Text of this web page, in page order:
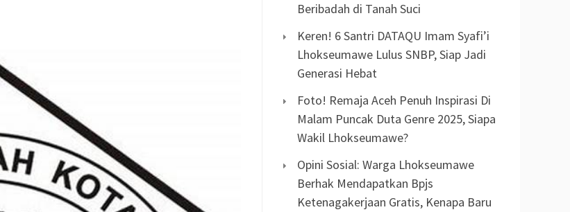
Beribadah di Tanah Suci
Keren! 6 Santri DATAQU Imam Syafi’i
Lhokseumawe Lulus SNBP, Siap Jadi
Generasi Hebat
Foto! Remaja Aceh Penuh Inspirasi Di
Malam Puncak Duta Genre 2025, Siapa
Wakil Lhokseumawe?
Opini Sosial: Warga Lhokseumawe
Berhak Mendapatkan Bpjs
Ketenagakerjaan Gratis, Kenapa Baru